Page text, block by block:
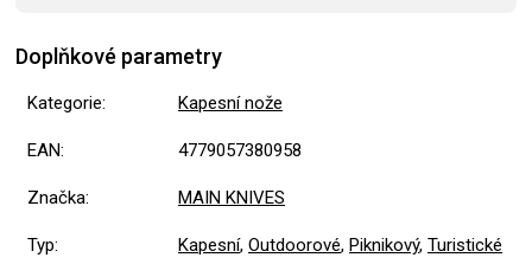
Doplňkové parametry
Kategorie: Kapesní nože
EAN: 4779057380958
Značka: MAIN KNIVES
Typ: Kapesní, Outdoorové, Piknikový, Turistické